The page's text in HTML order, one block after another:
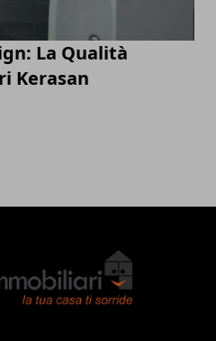
La Qualità
Kerasan